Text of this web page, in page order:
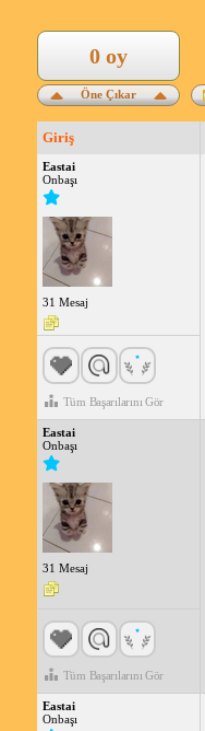
Öne Çıkar
0 oy
Giriş
Eastai
Onbaşı
31 Mesaj
Tüm Başarılarını Gör
Eastai
Onbaşı
31 Mesaj
Tüm Başarılarını Gör
Eastai
Onbaşı